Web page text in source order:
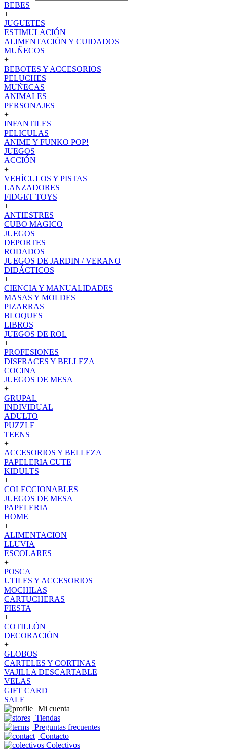
BEBES
+
JUGUETES
ESTIMULACIÓN
ALIMENTACIÓN Y CUIDADOS
MUÑECOS
+
BEBOTES Y ACCESORIOS
PELUCHES
MUÑECAS
ANIMALES
PERSONAJES
+
INFANTILES
PELICULAS
ANIME Y FUNKO POP!
JUEGOS
ACCIÓN
+
VEHÍCULOS Y PISTAS
LANZADORES
FIDGET TOYS
+
ANTIESTRES
CUBO MAGICO
JUEGOS
DEPORTES
RODADOS
JUEGOS DE JARDIN / VERANO
DIDÁCTICOS
+
CIENCIA Y MANUALIDADES
MASAS Y MOLDES
PIZARRAS
BLOQUES
LIBROS
JUEGOS DE ROL
+
PROFESIONES
DISFRACES Y BELLEZA
COCINA
JUEGOS DE MESA
+
GRUPAL
INDIVIDUAL
ADULTO
PUZZLE
TEENS
+
ACCESORIOS Y BELLEZA
PAPELERIA CUTE
KIDULTS
+
COLECCIONABLES
JUEGOS DE MESA
PAPELERIA
HOME
+
ALIMENTACION
LLUVIA
ESCOLARES
+
POSCA
UTILES Y ACCESORIOS
MOCHILAS
CARTUCHERAS
FIESTA
+
COTILLÓN
DECORACIÓN
+
GLOBOS
CARTELES Y CORTINAS
VAJILLA DESCARTABLE
VELAS
GIFT CARD
SALE
Mi cuenta
Tiendas
Preguntas frecuentes
Contacto
Colectivos